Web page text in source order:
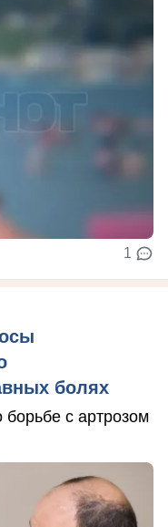
1
болях
с артрозом